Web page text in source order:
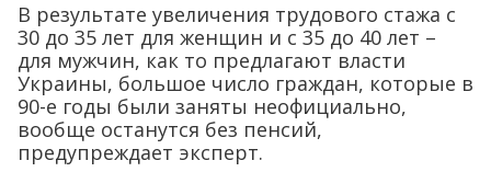
В результате увеличения трудового стажа с
30 до 35 лет для женщин и с 35 до 40 лет –
для мужчин, как то предлагают власти
Украины, большое число граждан, которые в
90-е годы были заняты неофициально,
вообще останутся без пенсий,
предупреждает эксперт.